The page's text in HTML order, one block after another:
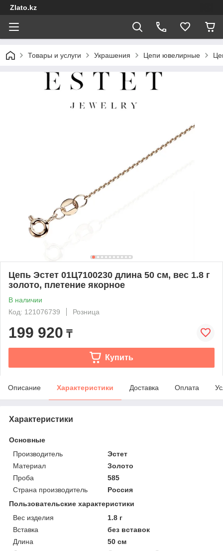
Zlato.kz
Товары и услуги Украшения Цепи ювелирные
Цепь Эстет 01Ц7100230 длина 50 см, вес 1.8 г
золото, плетение якорное
В наличии
Код: 121076739
Розница
199 920 ₸
Купить
Описание Характеристики Доставка Оплата
Характеристики
Основные
Производитель
Эстет
Материал
Золото
Проба
585
Страна производитель
Россия
Пользовательские характеристики
Вес изделия
1.8 г
Вставка
без вставок
Длина
50 см